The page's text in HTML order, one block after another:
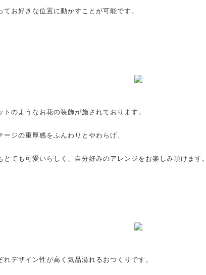
お好きな位置に動かすことが可能です。
のようなお花の装飾が施されております。
ジの重厚感をふんわりとやわらげ、
ても可愛いらしく、自分好みのアレンジをお楽しみ頂けます。
デザイン性が高く気品溢れるおつくりです。